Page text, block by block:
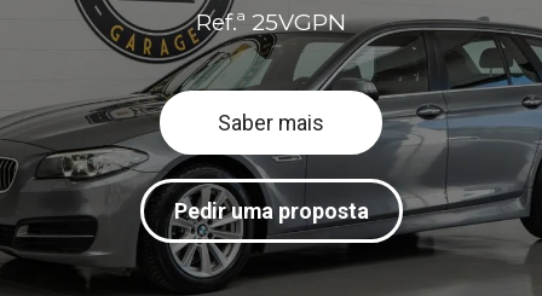
Ref.ª 25VGPN
Saber mais
Pedir uma proposta